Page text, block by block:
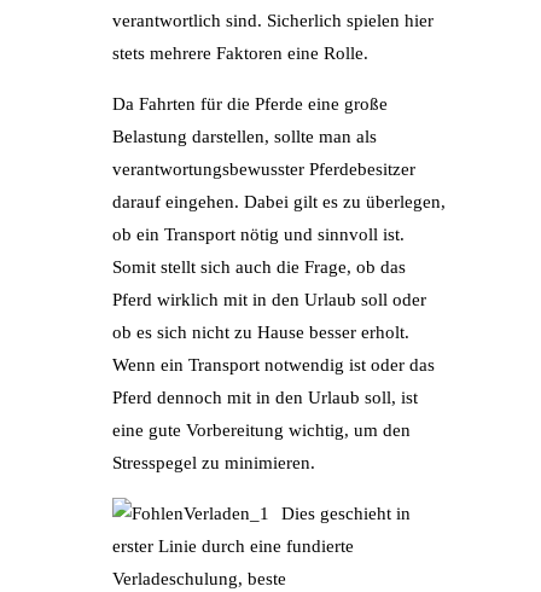
verantwortlich sind. Sicherlich spielen hier
stets mehrere Faktoren eine Rolle.
Da Fahrten für die Pferde eine große
Belastung darstellen, sollte man als
verantwortungsbewusster Pferdebesitzer
darauf eingehen. Dabei gilt es zu überlegen,
ob ein Transport nötig und sinnvoll ist.
Somit stellt sich auch die Frage, ob das
Pferd wirklich mit in den Urlaub soll oder
ob es sich nicht zu Hause besser erholt.
Wenn ein Transport notwendig ist oder das
Pferd dennoch mit in den Urlaub soll, ist
eine gute Vorbereitung wichtig, um den
Stresspegel zu minimieren.
Dies geschieht in
erster Linie durch eine fundierte
Verladeschulung, beste